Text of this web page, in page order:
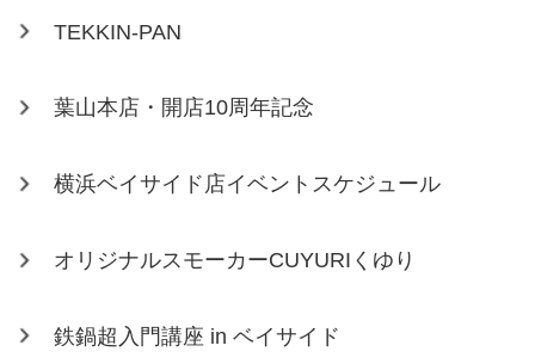
TEKKIN-PAN
葉山本店・開店10周年記念
横浜ベイサイド店イベントスケジュール
オリジナルスモーカーCUYURIくゆり
鉄鍋超入門講座 in ベイサイド